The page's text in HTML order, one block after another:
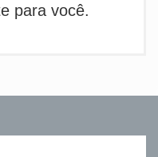
para você.